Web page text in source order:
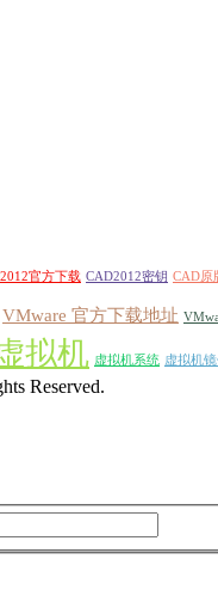
官方下载 CAD2012密钥 CAD原
VMware 官方下载地址
拟机 虚拟机系统 虚拟机
Reserved.